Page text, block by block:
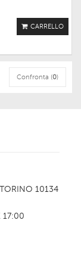
CARRELLO
Confronta (0)
10134
17:00